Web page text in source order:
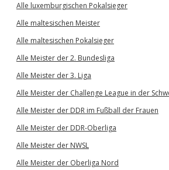
Alle luxemburgischen Pokalsieger
Alle maltesischen Meister
Alle maltesischen Pokalsieger
Alle Meister der 2. Bundesliga
Alle Meister der 3. Liga
Alle Meister der Challenge League in der
Alle Meister der DDR im Fußball der Frauen
Alle Meister der DDR-Oberliga
Alle Meister der NWSL
Alle Meister der Oberliga Nord